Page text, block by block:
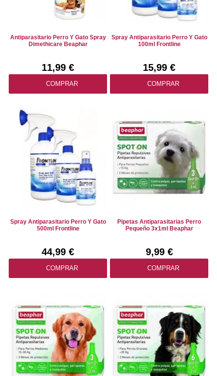
Antiparasitario Perro Y Gato Spray
Dimethicare Beaphar
11,99 €
COMPRAR
Spray Antiparasitario Perro Y Gato
100ml Frontline
15,99 €
COMPRAR
Spray Antiparasitario Perro Y Gato
500ml Frontline
44,99 €
COMPRAR
Pipetas Antiparasitarias Perro
Pequeño 3x1ml Beaphar
9,99 €
COMPRAR